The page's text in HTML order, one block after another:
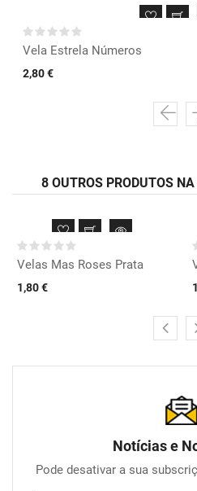
Vela Estrela Números
2,80 €
8 OUTROS PRODUTOS
Velas Mas Roses Prata
1,80 €
Notícias e
Pode desativar a sua